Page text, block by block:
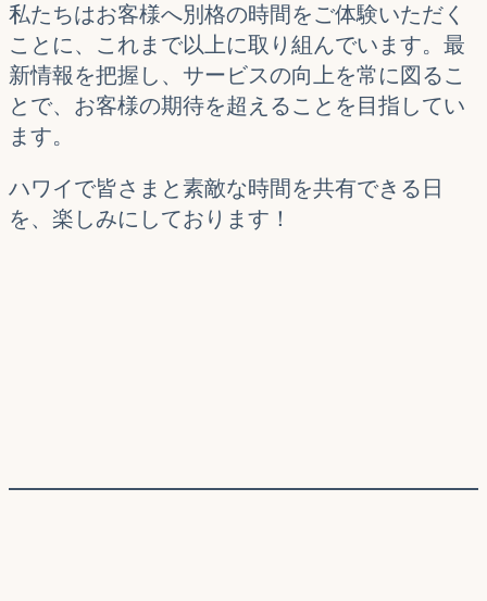
私たちはお客様へ別格の時間をご体験いただく
ことに、これまで以上に取り組んでいます。最
新情報を把握し、サービスの向上を常に図るこ
とで、お客様の期待を超えることを目指してい
ます。
ハワイで皆さまと素敵な時間を共有できる日
を、楽しみにしております！